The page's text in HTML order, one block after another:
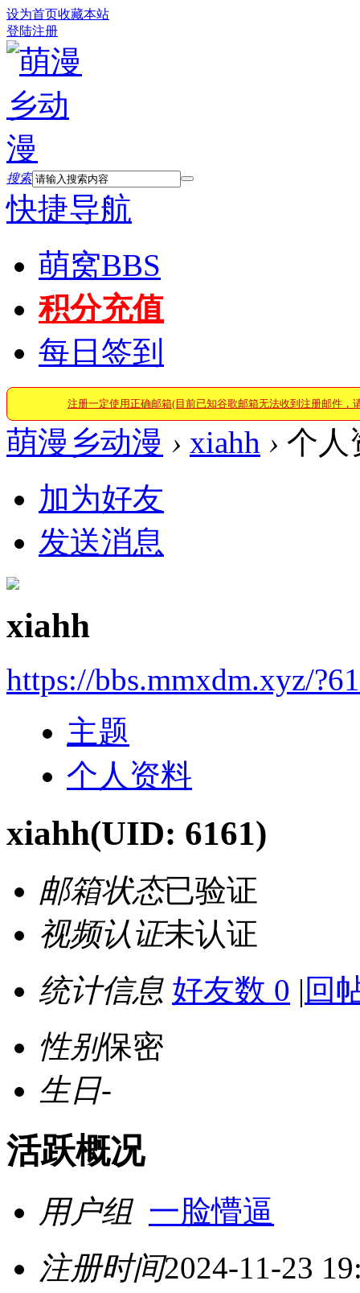
设为首页收藏本站
登陆注册
搜索
快捷导航
萌窝BBS
积分充值
每日签到
注册一定使用正确邮箱(目前已知谷歌邮箱无法收到注册邮件，
萌漫乡动漫 › xiahh › 个人
加为好友
发送消息
xiahh
https://bbs.mmxdm.xyz/
主题
个人资料
xiahh(UID: 6161)
邮箱状态已验证
视频认证未认证
统计信息 好友数 0 | 回
性别保密
生日-
活跃概况
用户组 一脸懵逼
注册时间2024-11-23